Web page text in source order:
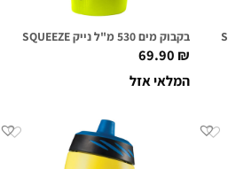
בקבוק מים 530 מ"ל נייק NIKE HYPERFUEL SQUEEZE ירוק וולט/שחור
69.90₪
המלאי אזל